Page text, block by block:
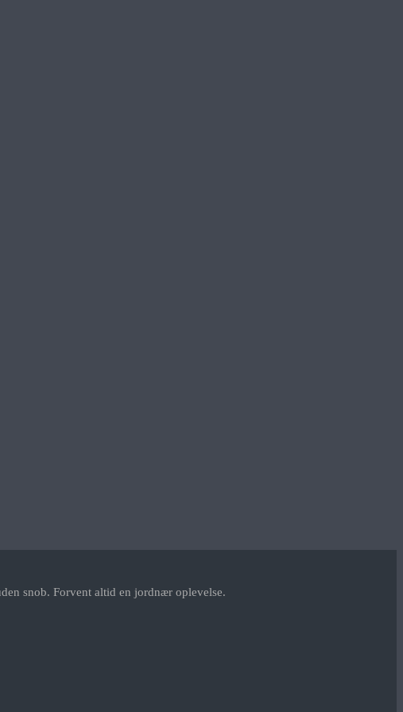
snob. Forvent altid en jordnær oplevelse.